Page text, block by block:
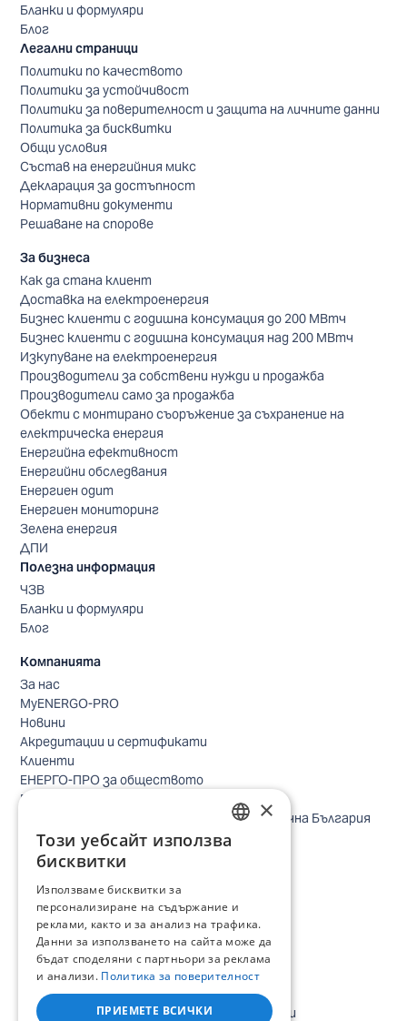
Бланки и формуляри
Блог
Легални страници
Политики по качеството
Политики за устойчивост
Политики за поверителност и защита на личните данни
Политика за бисквитки
Общи условия
Състав на енергийния микс
Декларация за достъпност
Нормативни документи
Решаване на спорове
За бизнеса
Как да стана клиент
Доставка на електроенергия
Бизнес клиенти с годишна консумация до 200 МВтч
Бизнес клиенти с годишна консумация над 200 МВтч
Изкупуване на електроенергия
Производители за собствени нужди и продажба
Производители само за продажба
Обекти с монтирано съоръжение за съхранение на
електрическа енергия
Енергийна ефективност
Енергийни обследвания
Енергиен одит
Енергиен мониторинг
Зелена енергия
ДПИ
Полезна информация
ЧЗВ
Бланки и формуляри
Блог
Компанията
За нас
MyENERGO-PRO
Новини
Акредитации и сертификати
Клиенти
ЕНЕРГО-ПРО за обществото
Реализирани проекти
Безопасно небе за птиците в Североизточна България
Безопасност
Контакти бизнес клиенти
Локации
Кариери
Процес по подбор
IT и дигитална трансформация
Търговия
Административна позиция
Електроинженери, електротехници и други
BULGARIAN
×
Този уебсайт използва
бисквитки
Използваме бисквитки за
персонализиране на съдържание и
реклами, както и за анализ на трафика.
Данни за използването на сайта може да
бъдат споделяни с партньори за реклама
и анализи. Политика за поверителност
ПРИЕМЕТЕ ВСИЧКИ